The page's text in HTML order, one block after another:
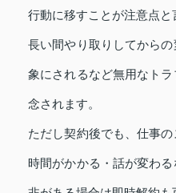
行動に移すことが注意点と
長い間やり取りしてから
象にされるなど無用なト
念されます。
ただし契約後でも、仕事
時間がかかる・話が変わ